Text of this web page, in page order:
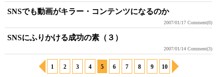
SNSでも動画がキラー・コンテンツになるのか
2007/01/17 Comment(0)
SNSにふりかける成功の素（３）
2007/01/14 Comment(3)
1 2 3 4 5 6 7 8 9 10